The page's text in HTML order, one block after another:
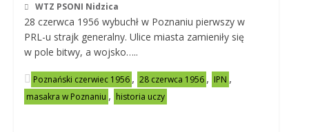
WTZ PSONI Nidzica
28 czerwca 1956 wybuchł w Poznaniu pierwszy w
PRL-u strajk generalny. Ulice miasta zamieniły się
w pole bitwy, a wojsko…..
Poznański czerwiec 1956 , 28 czerwca 1956 , IPN ,
masakra w Poznaniu , historia uczy